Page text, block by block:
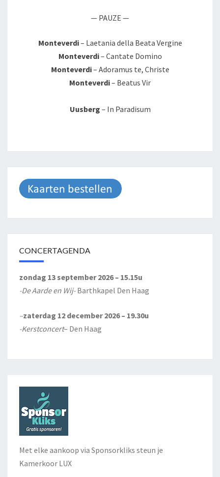
— PAUZE —
Monteverdi– Laetania della Beata Vergine
Monteverdi– Cantate Domino
Monteverdi– Adoramus te, Christe
Monteverdi– Beatus Vir
Uusberg – In Paradisum
CONCERTAGENDA
zondag 13 september 2026 – 15.15u
-De Aarde en Wij-Barthkapel Den Haag
–zaterdag 12 december 2026 – 19.30u
-Kerstconcert– Den Haag
Met elke aankoop via Sponsorkliks steun je
Kamerkoor LUX